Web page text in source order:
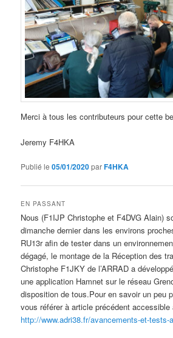
Merci à tous les contributeurs pour cette
Jeremy F4HKA
Publié le05/01/2020parF4HKA
EN PASSANT
Nous (F1IJP Christophe et F4DVG Alain)
dimanche dernier dans les environs
RU13r afin de tester dans un
dégagé, le montage de la Réception des
Christophe F1JKY de l’ARRAD a
une application Hamnet sur le réseau
disposition de tous.Pour en savoir un peu
vous référer à article précédent
http://www.adri38.fr/avancements-et-tests-